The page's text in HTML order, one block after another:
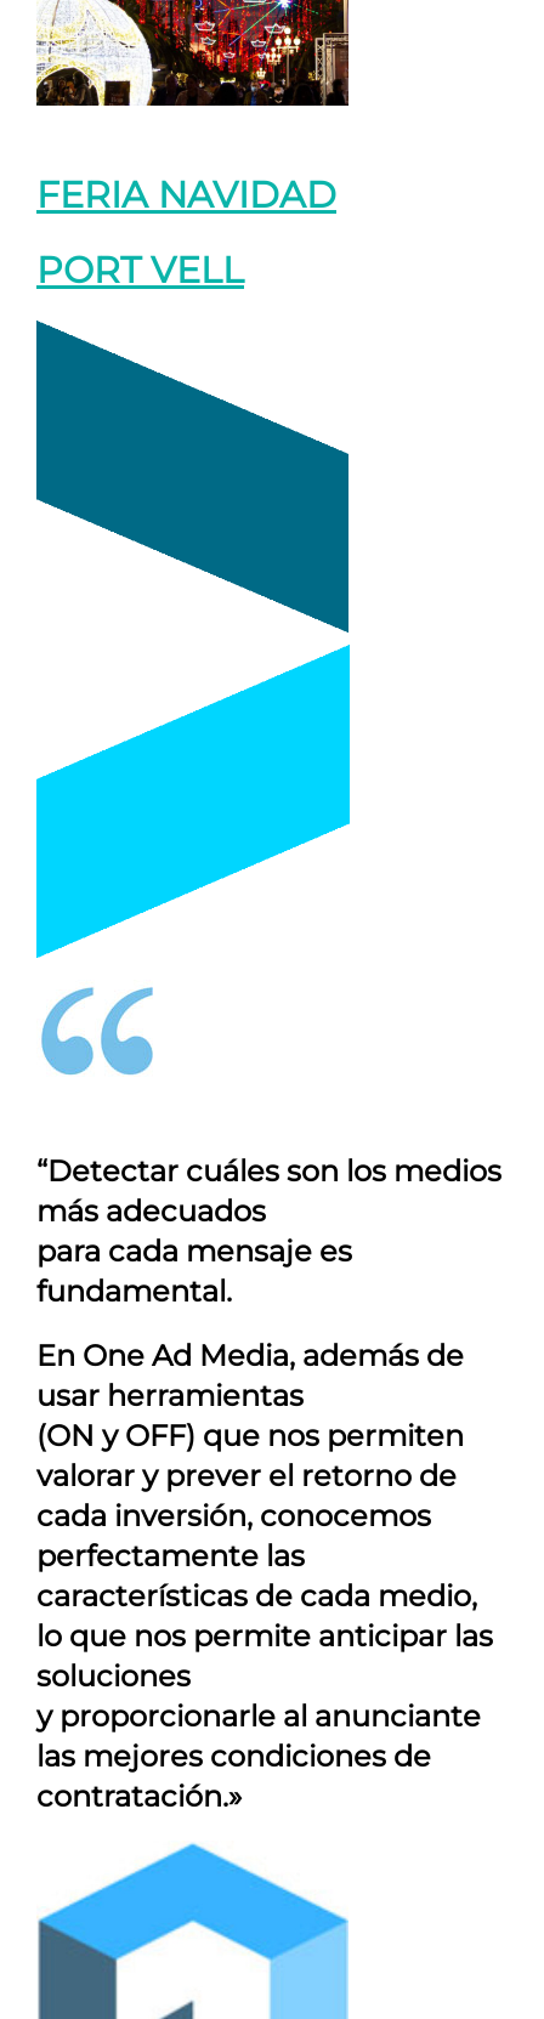
FERIA NAVIDAD
PORT VELL
“Detectar cuáles son los medios
más adecuados
para cada mensaje es
fundamental.
En One Ad Media, además de
usar herramientas
(ON y OFF) que nos permiten
valorar y prever el retorno de
cada inversión, conocemos
perfectamente las
características de cada medio,
lo que nos permite anticipar las
soluciones
y proporcionarle al anunciante
las mejores condiciones de
contratación.»